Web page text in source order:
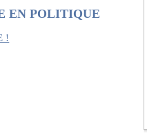
EN POLITIQUE